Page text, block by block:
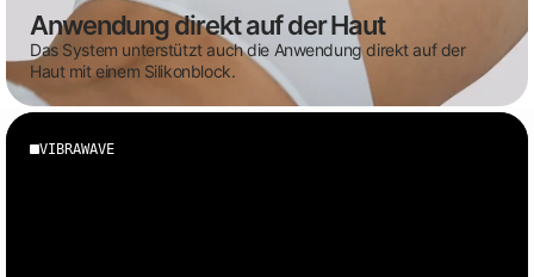
Anwendung direkt auf der Haut
Das System unterstützt auch die Anwendung direkt auf der
Haut mit einem Silikonblock.
VIBRAWAVE